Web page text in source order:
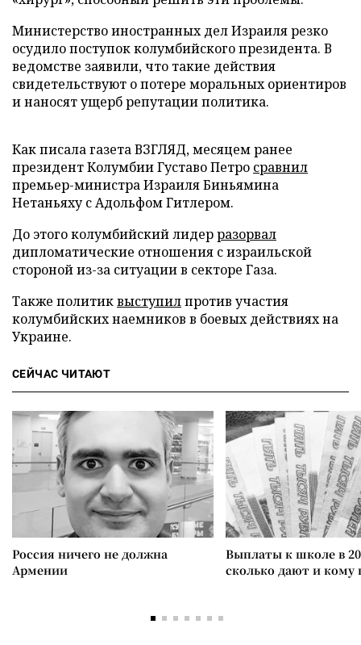
Министерство иностранных дел Израиля резко
осудило поступок колумбийского президента. В
ведомстве заявили, что такие действия
свидетельствуют о потере моральных ориентиров
и наносят ущерб репутации политика.
Как писала газета ВЗГЛЯД, месяцем ранее
президент Колумбии Густаво Петро сравнил
премьер-министра Израиля Биньямина
Нетаньяху с Адольфом Гитлером.
До этого колумбийский лидерразорвал
дипломатические отношения с израильской
стороной из-за ситуации в секторе Газа.
Также политиквыступилпротив участия
колумбийских наемников в боевых действиях на
Украине.
СЕЙЧАС ЧИТАЮТ
Россия ничего не должна
Армении
Выплаты к школе в
сколько дают и